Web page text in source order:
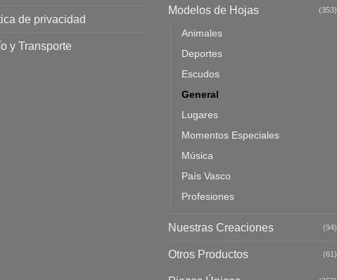
de privacidad
y Transporte
Modelos de Hojas (353)
Animales
Deportes
Escudos
General
Lugares
Momentos Especiales
Música
País Vasco
Profesiones
Nuestras Creaciones (94)
Otros Productos (61)